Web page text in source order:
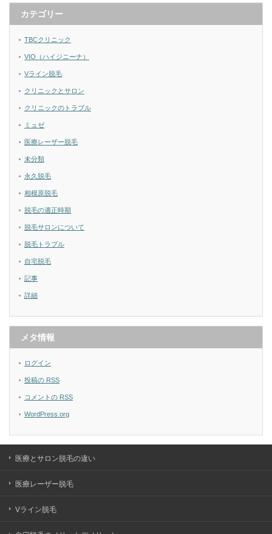
カテゴリー
TBCクリニック
VIO（ハイジニーナ）
Vライン脱毛
クリニックとサロン
クリニックのトラブル
ミュゼ
医療レーザー脱毛
未分類
永久脱毛
相模原脱毛
脱毛の適正時期
脱毛サロンについて
脱毛トラブル
自宅脱毛
記事
詳細
メタ情報
ログイン
投稿の RSS
コメントの RSS
WordPress.org
医療とサロン脱毛の違い
医療レーザー脱毛
Vライン脱毛